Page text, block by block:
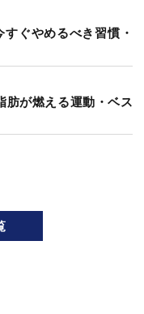
ぐやめるべき習慣・
肪が燃える運動・ベス